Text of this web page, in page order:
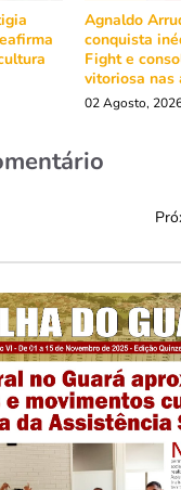
Agnaldo
conquista
Fight e
vitoriosa nas
02 Agosto,